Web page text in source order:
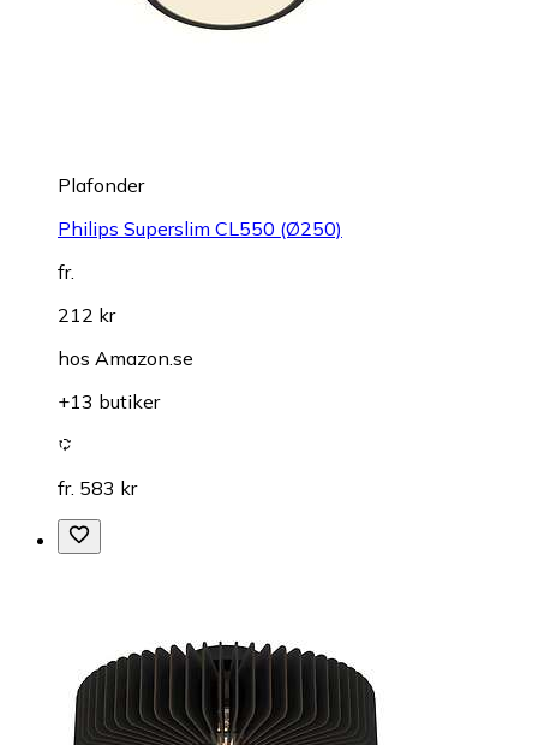
Plafonder
Philips Superslim CL550 (Ø250)
fr.
212 kr
hos Amazon.se
+13 butiker
fr. 583 kr